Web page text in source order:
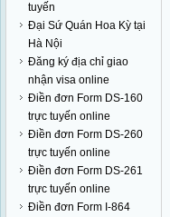
tuyến
Đại Sứ Quán Hoa Kỳ tại
Hà Nội
Đăng ký địa chỉ giao
nhận visa online
Điền đơn Form DS-160
trực tuyến online
Điền đơn Form DS-260
trực tuyến online
Điền đơn Form DS-261
trực tuyến online
Điền đơn Form I-864